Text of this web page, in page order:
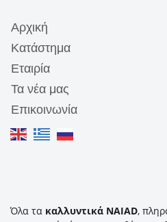
Αρχική
Κατάστημα
Εταιρία
Τα νέα μας
Επικοινωνία
Όλα τα καλλυντικά NAIAD,